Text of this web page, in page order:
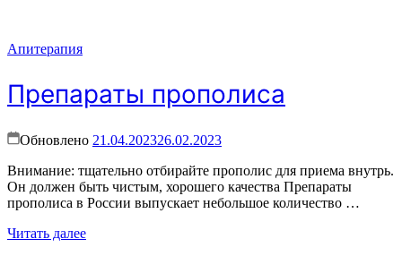
Апитерапия
Препараты прополиса
Обновлено 21.04.202326.02.2023
Внимание: тщательно отбирайте прополис для приема внутрь.
Он должен быть чистым, хорошего качества Препараты
прополиса в России выпускает небольшое количество …
Читать далее